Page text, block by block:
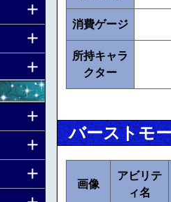
消費ゲージ
所持キャラ
クター
バーストモ
画像
アビリテ
ィ名